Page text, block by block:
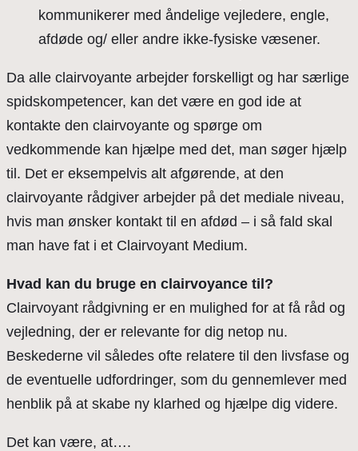
kommunikerer med åndelige vejledere, engle,
afdøde og/ eller andre ikke-fysiske væsener.
Da alle clairvoyante arbejder forskelligt og har særlige
spidskompetencer, kan det være en god ide at
kontakte den clairvoyante og spørge om
vedkommende kan hjælpe med det, man søger hjælp
til. Det er eksempelvis alt afgørende, at den
clairvoyante rådgiver arbejder på det mediale niveau,
hvis man ønsker kontakt til en afdød – i så fald skal
man have fat i et Clairvoyant Medium.
Hvad kan du bruge en clairvoyance til?
Clairvoyant rådgivning er en mulighed for at få råd og
vejledning, der er relevante for dig netop nu.
Beskederne vil således ofte relatere til den livsfase og
de eventuelle udfordringer, som du gennemlever med
henblik på at skabe ny klarhed og hjælpe dig videre.
Det kan være, at….